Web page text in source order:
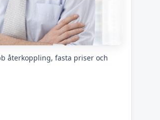
återkoppling, fasta priser och